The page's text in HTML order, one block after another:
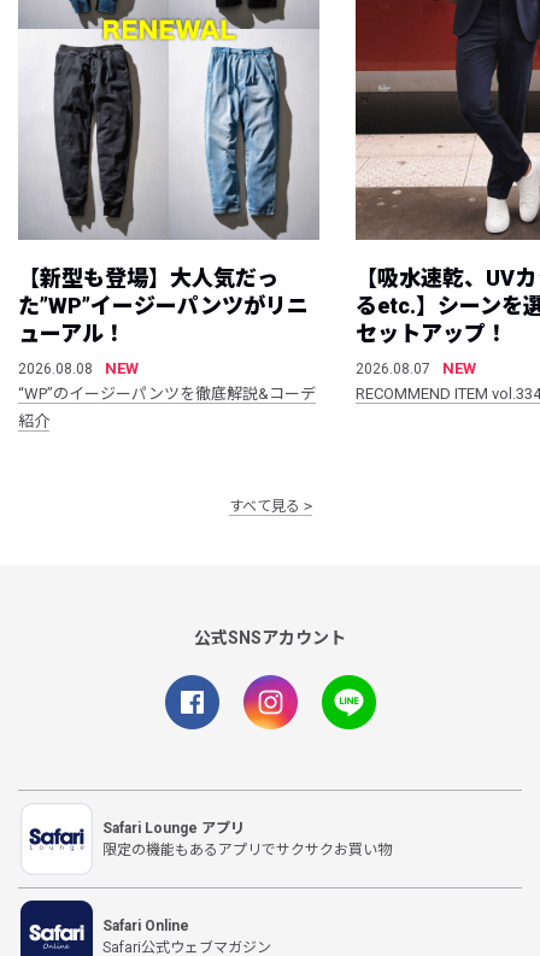
【新型も登場】大人気だっ
た”WP”イージーパンツがリニ
ューアル！
2026.08.08
NEW
“WP”のイージーパンツを徹底解説&コーデ
紹介
【吸水速乾、UV
るetc.】シーンを
セットアップ！
2026.08.07
NEW
RECOMMEND ITEM vol.334
すべて見る
公式SNSアカウント
Safari Lounge アプリ
限定の機能もあるアプリでサクサクお買い物
Safari Online
Safari公式ウェブマガジン